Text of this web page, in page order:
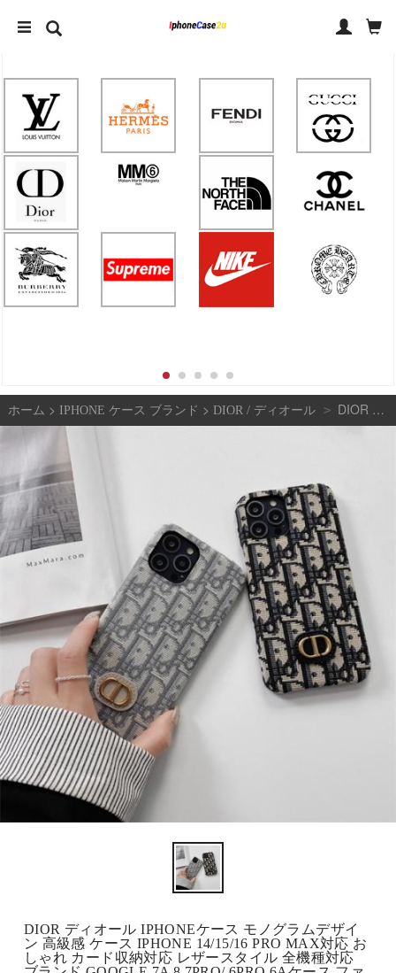
ホーム > IPHONE ケース ブランド > DIOR / ディオール > DIOR ディオール iPhoneケース モノグラムデザイン 高級感 ケース iPhone 14/15/16 Pro Max対応 おしゃれ カード収納対応 レザースタイル 全機種対応 ブランド Google 7a 8 7pro/ 6pro 6aケース ファッションライン デザイン Google Pixel 9/8/7シリーズ対応 人気 高品質 新作 ファッション IPHONE16 PRO MAX14 PRO MAX 15 16ケース ブランド アイフォン15 16ケースファッション 全機種対応
DIOR ディオール IPHONEケース モノグラムデザイ
ン 高級感 ケース IPHONE 14/15/16 PRO MAX対応 お
しゃれ カード収納対応 レザースタイル 全機種対応